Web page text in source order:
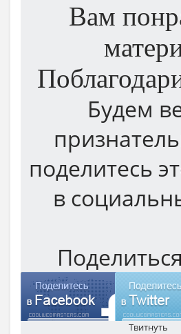
Вам
Будем
поделитесь
в
Твитнуть